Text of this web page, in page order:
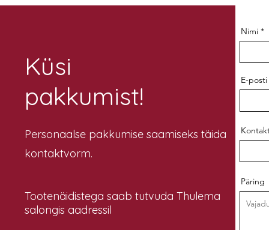
Küsi
pakkumist!
Personaalse pakkumise saamiseks täida
kontaktvorm.
Tootenäidistega saab tutvuda Thulema
salongis aadressil
Nimi
E-
Päring